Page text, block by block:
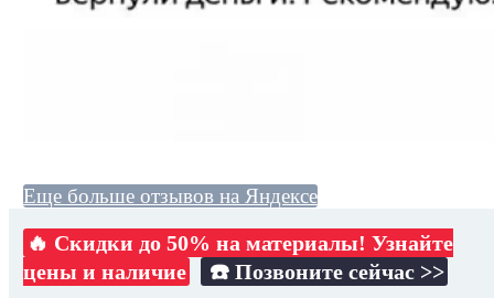
Еще больше отзывов на Яндексе
🔥 Скидки до 50% на материалы! Узнайте
цены и наличие
☎️ Позвоните сейчас >>